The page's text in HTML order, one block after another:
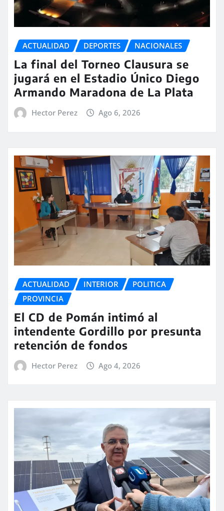
ACTUALIDAD DEPORTES NACIONALES
La final del Torneo Clausura se
jugará en el Estadio Único Diego
Armando Maradona de La Plata
Hector Perez Ago 6, 2026
ACTUALIDAD INTERIOR
POLITICA
PROVINCIA
El CD de Pomán intimó al
intendente Gordillo por presunta
retención de fondos
Hector Perez Ago 4, 2026